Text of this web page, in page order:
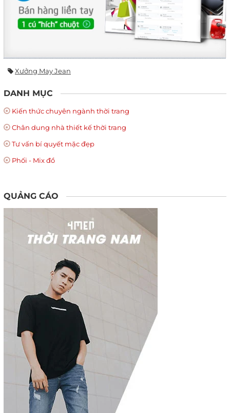
Xưởng May Jean
DANH MỤC
Kiến thức chuyên ngành thời trang
Chân dung nhà thiết kế thời trang
Tư vấn bí quyết mặc đẹp
Phối - Mix đồ
QUẢNG CÁO